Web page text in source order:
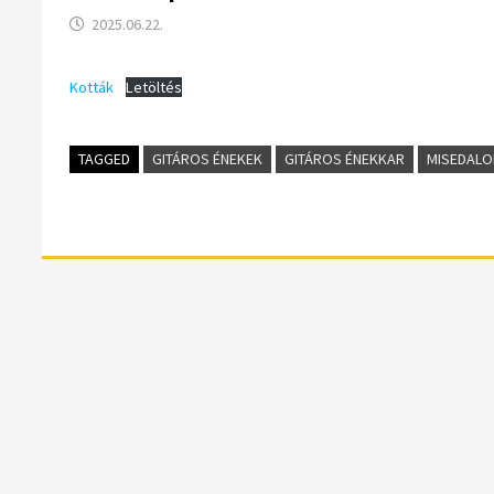
2025.06.22.
Kották Letöltés
TAGGED GITÁROS ÉNEKEK GITÁROS ÉNEKKAR